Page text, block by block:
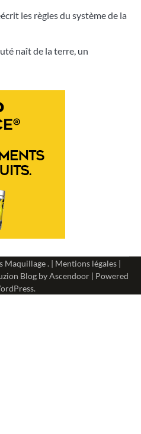
les règles du système de la
naît de la terre, un
Maquillage. | Mentions légales|
Blog byAscendoor | Powered
.